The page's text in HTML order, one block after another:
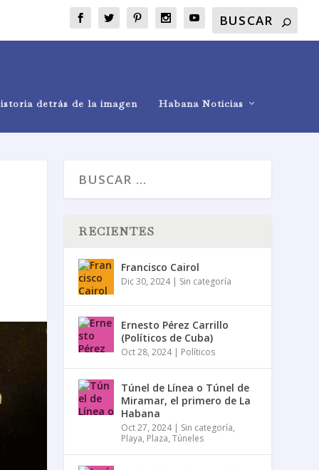
detrás de la imagen Habana Noticias
RECIENTES
Francisco Cairol
Dic 30, 2024| Sin categoría
Ernesto Pérez Carrillo
(Políticos de Cuba)
Oct 28, 2024| Políticos
Túnel de Línea o Túnel de
Miramar, el primero de La
Habana
Oct 27, 2024| Sin categoría,
Playa, Plaza,Túneles